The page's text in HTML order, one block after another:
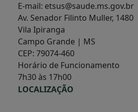
E-mail: etsus@saude.ms.gov.br
Av. Senador Filinto Muller, 1480
Vila Ipiranga
Campo Grande | MS
CEP: 79074-460
Horário de Funcionamento
7h30 às 17h00
LOCALIZAÇÃO